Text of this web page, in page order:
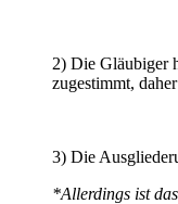
2) Die Gläubiger
zugestimmt,
3) Die
*Allerdings ist